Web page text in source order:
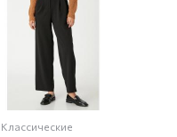
Классические